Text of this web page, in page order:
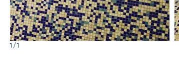
Clicca per ingrandire
1 / 1